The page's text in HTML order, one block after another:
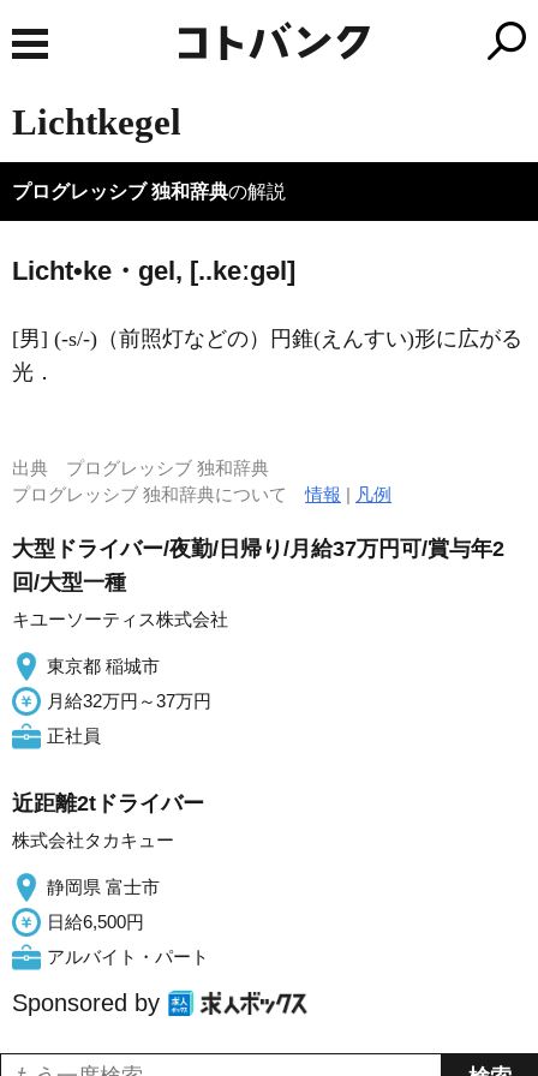
Lichtkegel
プログレッシブ 独和辞典の解説
Licht•ke・gel, [..keːɡəl]
[男] (-s/-)（前照灯などの）円錐(えんすい)形に広がる
光．
出典 プログレッシブ 独和辞典
プログレッシブ 独和辞典について情報 | 凡例
大型ドライバー/夜勤/日帰り/月給37万円可/賞与年2
回/大型一種
キユーソーティス株式会社
東京都 稲城市
月給32万円～37万円
正社員
近距離2tドライバー
株式会社タカキュー
静岡県 富士市
日給6,500円
アルバイト・パート
Sponsored by